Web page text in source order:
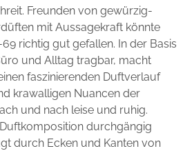
Freunden von gewürzig-
mit Aussagekraft könnte
richtig gut gefallen. In der Basis
und Alltag tragbar, macht
faszinierenden Duftverlauf
krawalligen Nuancen der
und nach leise und ruhig.
durchgängig
durch Ecken und Kanten von